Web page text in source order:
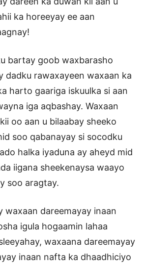
ka horeeyay ee aan
bartay goob waxbarasho
dadku rawaxayeen waxaan ka
harto gaariga iskuulka si aan
iga aqbashay. Waxaan
oo aan u bilaabay sheeko
soo qabanayay si socodku
halka iyaduna ay aheyd mid
iigana sheekenaysa waayo
soo aragtay.
waxaan dareemayay inaan
igula hogaamin lahaa
waxaana dareemayay
inaan nafta ka dhaadhiciyo